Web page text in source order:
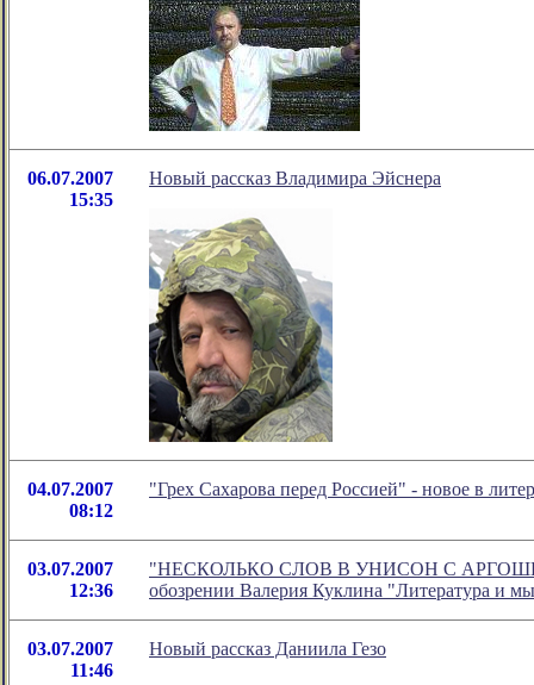
06.07.2007
15:35
Новый рассказ Владимира Эйснера
04.07.2007
08:12
"Грех Сахарова перед Россией" - новое в
03.07.2007
12:36
"НЕСКОЛЬКО СЛОВ В УНИСОН С АРГОШЕЙ
обозрении Валерия Куклина "Литература и
03.07.2007
11:46
Новый рассказ Даниила Гезо